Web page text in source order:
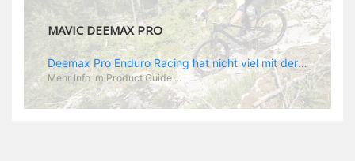
MAVIC DEEMAX DH
Deemax DH Der neue Laufradsatz soll den veränderten Ansprüchen im Downhill Einsatz gerecht werden: die Geschwindigkeiten werden immer höher, die Kräfte, die aufs Material wirken ebenfalls. Damit steigen natürlich auch die Ansprüche der Fahrer ans Material. Das einzige, was eventuell niedriger wird, ist der Reifendruck. Somit ergibt sich der Anforderungskatalog an das Deemax-Update. Hier ist das Ergebnis: - der Laufradsatz bekam eine neue Felge mit 28 mm Innenbreite. Laut Scott Sharples ist das der beste Kompromiss aus Stabilität, Gewicht und Steifigkeit, vor allem aber passt diese Breite am besten zu den Reifen, die aktuell auf dem Markt sind und im Renneinsatz gefahren werden. Es gehe auch breite und schmaler, 28 mm hätten sich aber im Test als Optimum herausgestellt. - mit einem 4D-Fertigungsprozess wurde die Materialverteilung optimiert: Stabilität dort, wo sie erforderlich ist, Gewichtsersparnis da, wo es Sinn macht. Somit gibt Mavic eine GGewichtsersparnis von 15 % an, ohne an Stabilität einzubüßen - neue, ultraleichte „double butted“ Speichen und ein super effizienter Freilauf - Mavics bewährtes UST System für perfekte Kompatibilität mit Tubeless Reifen - Gewicht (Laufradset): 1944 g)
Mehr Info im Product Guide ...